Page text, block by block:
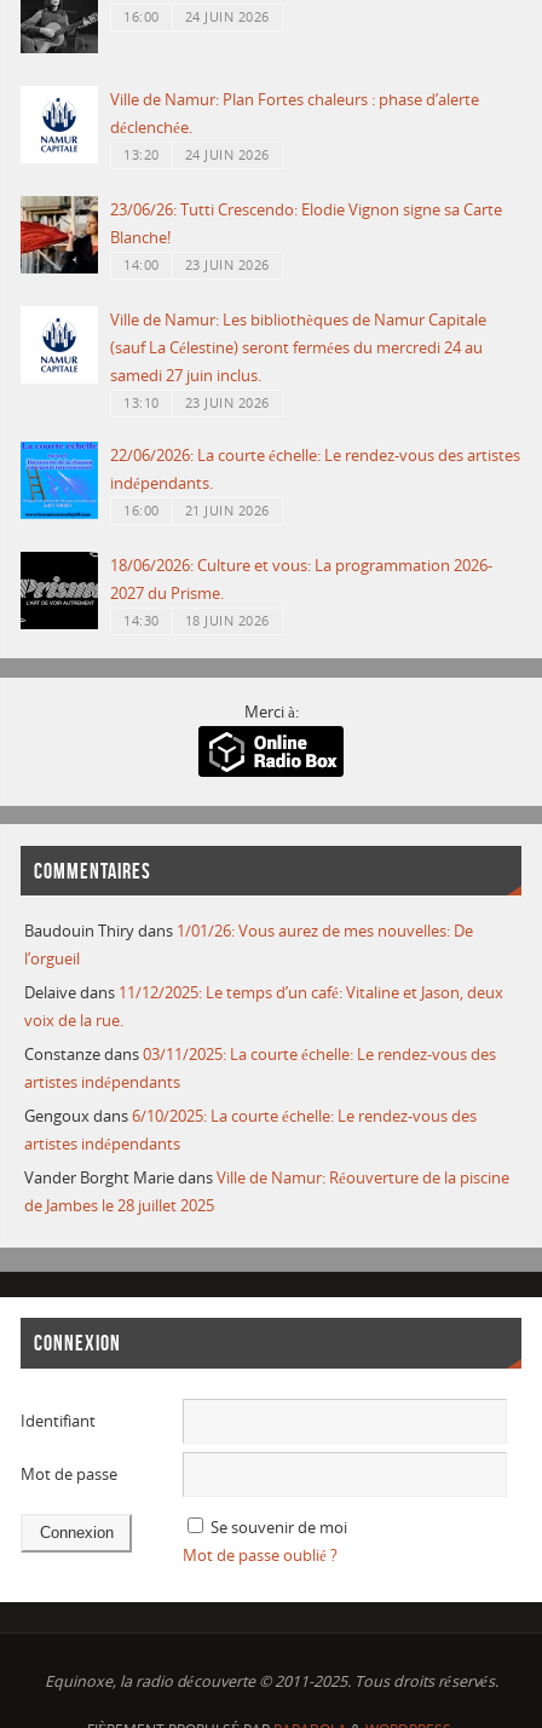
16:00 24 JUIN 2026
Ville de Namur: Plan Fortes chaleurs : phase d’alerte
déclenchée.
13:20 24 JUIN 2026
23/06/26: Tutti Crescendo: Elodie Vignon signe sa Carte
Blanche!
14:00 23 JUIN 2026
Ville de Namur: Les bibliothèques de Namur Capitale
(sauf La Célestine) seront fermées du mercredi 24 au
samedi 27 juin inclus.
13:10 23 JUIN 2026
22/06/2026: La courte échelle: Le rendez-vous des artistes
indépendants.
16:00 21 JUIN 2026
18/06/2026: Culture et vous: La programmation 2026-
2027 du Prisme.
14:30 18 JUIN 2026
Merci à:
COMMENTAIRES
Baudouin Thirydans 1/01/26: Vous aurez de mes nouvelles: De
l’orgueil
Delaivedans 11/12/2025: Le temps d’un café: Vitaline et Jason, deux
voix de la rue.
Constanzedans03/11/2025: La courte échelle: Le rendez-vous des
artistes indépendants
Gengouxdans6/10/2025: La courte échelle: Le rendez-vous des
artistes indépendants
Vander Borght MariedansVille de Namur: Réouverture de la piscine
de Jambes le 28 juillet 2025
CONNEXION
Identifiant
Mot de passe
Se souvenir de moi
Mot de passe oublié ?
Equinoxe, la radio découverte © 2011-2025. Tous droits réservés.